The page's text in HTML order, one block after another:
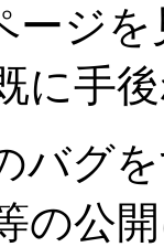
ージ
に手
グ
の公